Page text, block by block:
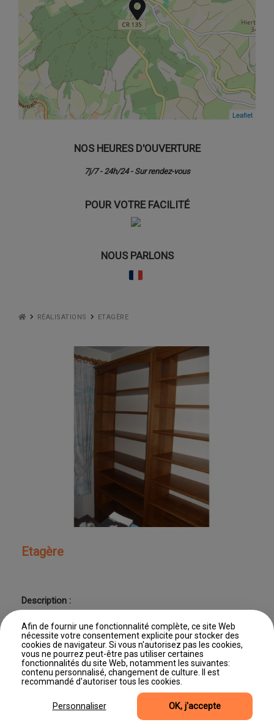
Afin de fournir une fonctionnalité complète, ce site Web
nécessite votre consentement explicite pour stocker des
cookies de navigateur. Si vous n'autorisez pas les cookies,
vous ne pourrez peut-être pas utiliser certaines
fonctionnalités du site Web, notamment les suivantes:
contenu personnalisé, changement de culture. Il est
recommandé d'autoriser tous les cookies.
Leaflet
Leaflet
NOS HEURES D'OUVERTURE
7j/7 - 24h/24 - Sur rendez-vous
POUR VOTRE FACILITÉ
NOUS PARLONS
RÉALISATIONS ETAGÈRE
Etagère
Description :
Dernière mise à jour : 11/06/2026 11:46
©2026, Site produit par Editus Luxembourg
Mentions légales
Gestion des cookies